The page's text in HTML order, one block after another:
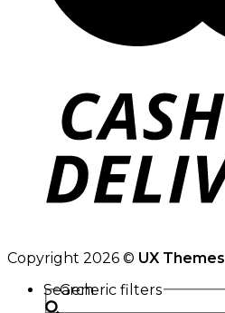
Copyright 2026 © UX Themes
Search
Generic filters